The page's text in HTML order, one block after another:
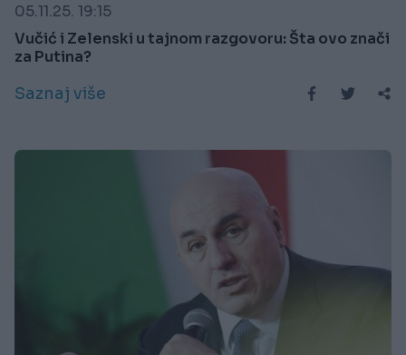
05.11.25. 19:15
Vučić i Zelenski u tajnom razgovoru: Šta ovo znači
za Putina?
Saznaj više